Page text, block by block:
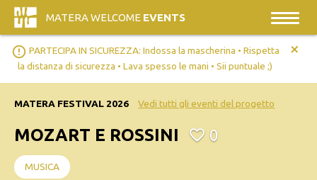
MATERA WELCOME EVENTS
error_outline PARTECIPA IN SICUREZZA: Indossa la mascherina • Rispetta
la distanza di sicurezza • Lava spesso le mani • Sii puntuale ;)
+
MATERA FESTIVAL 2026 Vedi tutti gli eventi del progetto
MOZART E ROSSINI 0
MUSICA